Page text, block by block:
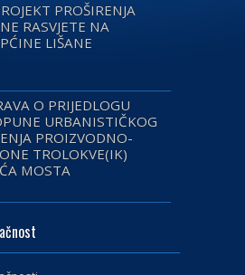
PROŠIRENJA
RASVJETE NA
LIŠANE
O PRIJEDLOGU
URBANISTIČKOG
PROIZVODNO-
TROLOKVE(IK)
MOSTA